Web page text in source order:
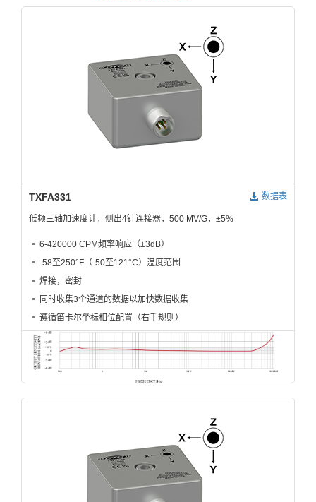
TXFA331 数据表
低频三轴加速度计，侧出4针连接器，500 MV/G，±5%
6-420000 CPM频率响应（±3dB）
-58至250°F（-50至121°C）温度范围
焊接，密封
同时收集3个通道的数据以加快数据收集
遵循笛卡尔坐标相位配置（右手规则）